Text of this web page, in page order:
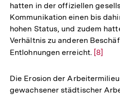
hatten in der offiziellen
Kommunikation einen bis
hohen Status, und zudem
Verhältnis zu anderen
Entlohnungen erreicht. Zur
der
[8]
Die Erosion der
gewachsener städtischer